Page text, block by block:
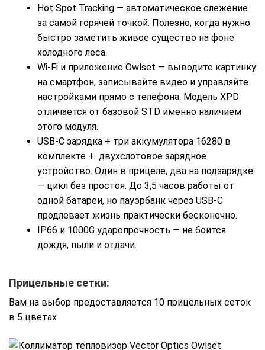
Hot Spot Tracking — автоматическое слежение
за самой горячей точкой. Полезно, когда нужно
быстро заметить живое существо на фоне
холодного леса.
Wi-Fi и приложение Owlset — выводите картинку
на смартфон, записывайте видео и управляйте
настройками прямо с телефона. Модель XPD
отличается от базовой STD именно наличием
этого модуля.
USB-C зарядка + три аккумулятора 16280 в
комплекте + двухслотовое зарядное
устройство. Один в прицеле, два на подзарядке
— цикл без простоя. До 3,5 часов работы от
одной батареи, но пауэрбанк через USB-C
продлевает жизнь практически бесконечно.
IP66 и 1000G ударопрочность — не боится
дождя, пыли и отдачи.
Прицельные сетки:
Вам на выбор предоставляется 10 прицельных сеток
в 5 цветах